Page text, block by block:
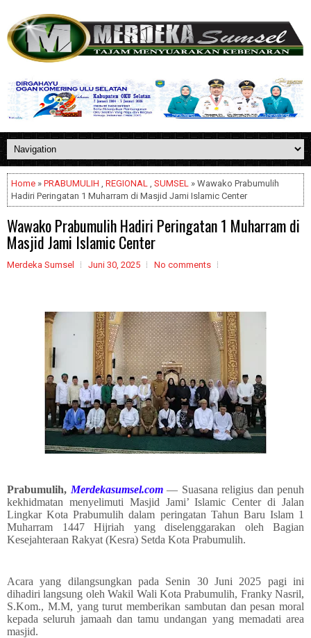
Home » PRABUMULIH , REGIONAL , SUMSEL » Wawako Prabumulih
Hadiri Peringatan 1 Muharram di Masjid Jami Islamic Center
Wawako Prabumulih Hadiri Peringatan 1 Muharram di
Masjid Jami Islamic Center
Merdeka Sumsel Juni 30, 2025 No comments
Prabumulih, Merdekasumsel.com— Suasana religius dan penuh
kekhidmatan menyelimuti Masjid Jami’ Islamic Center di Jalan
Lingkar Kota Prabumulih dalam peringatan Tahun Baru Islam 1
Muharram 1447 Hijriah yang diselenggarakan oleh Bagian
Kesejahteraan Rakyat (Kesra) Setda Kota Prabumulih.
Acara yang dilangsungkan pada Senin 30 Juni 2025 pagi ini
dihadiri langsung oleh Wakil Wali Kota Prabumulih, Franky Nasril,
S.Kom., M.M, yang turut memberikan sambutan dan pesan moral
kepada seluruh jamaah dan tamu undangan yang memadati area
masjid.